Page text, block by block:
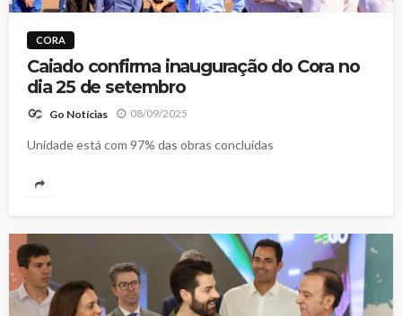
CORA
Caiado confirma inauguração do Cora no
dia 25 de setembro
Go Notícias 08/09/2025
Unidade está com 97% das obras concluídas